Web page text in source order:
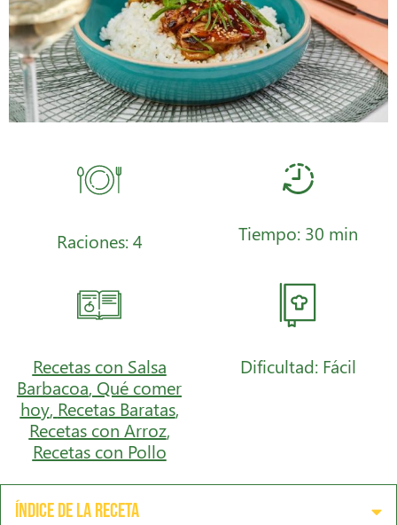
Raciones: 4 Tiempo: 30 min
Recetas con Salsa
Barbacoa, Qué comer
hoy, Recetas Baratas,
Recetas con Arroz,
Recetas con Pollo
Dificultad: Fácil
Índice de la receta